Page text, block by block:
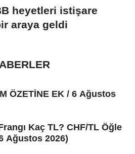
heyetleri istişare
araya geldi
ÖZETİNE EK / 6 Ağustos
Kaç TL? CHF/TL Öğle
Ağustos 2026)